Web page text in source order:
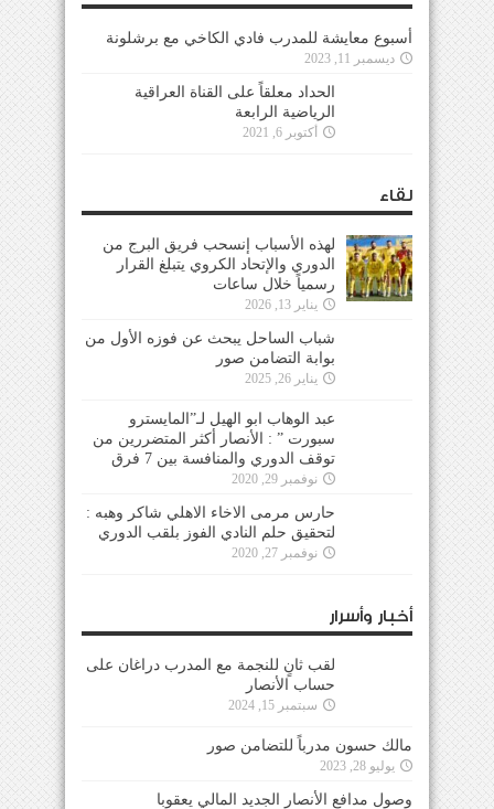
أسبوع معايشة للمدرب فادي الكاخي مع برشلونة
ديسمبر 11, 2023
الحداد معلقاً على القناة العراقية
الرياضية الرابعة
أكتوبر 6, 2021
لقاء
لهذه الأسباب إنسحب فريق البرج من
الدوري والإتحاد الكروي يتبلغ القرار
رسمياً خلال ساعات
يناير 13, 2026
شباب الساحل يبحث عن فوزه الأول من
بوابة التضامن صور
يناير 26, 2025
عبد الوهاب ابو الهيل لـ”المايسترو
سبورت ” : الأنصار أكثر المتضررين من
توقف الدوري والمنافسة بين 7 فرق
نوفمبر 29, 2020
حارس مرمى الاخاء الاهلي شاكر وهبه :
لتحقيق حلم النادي الفوز بلقب الدوري
نوفمبر 27, 2020
أخبار وأسرار
لقب ثانٍ للنجمة مع المدرب دراغان على
حساب الأنصار
سبتمبر 15, 2024
مالك حسون مدرباً للتضامن صور
يوليو 28, 2023
وصول مدافع الأنصار الجديد المالي يعقوبا